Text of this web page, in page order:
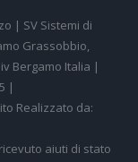
| SV Sistemi di
Grassobbio,
iv Bergamo Italia |
|
Realizzato da:
aiuti di stato